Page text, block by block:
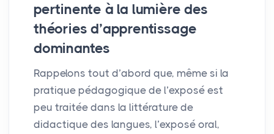
pertinente à la lumière des
théories d’apprentissage
dominantes
Rappelons tout d’abord que, même si la
pratique pédagogique de l’exposé est
peu traitée dans la littérature de
didactique des langues, l’exposé oral,